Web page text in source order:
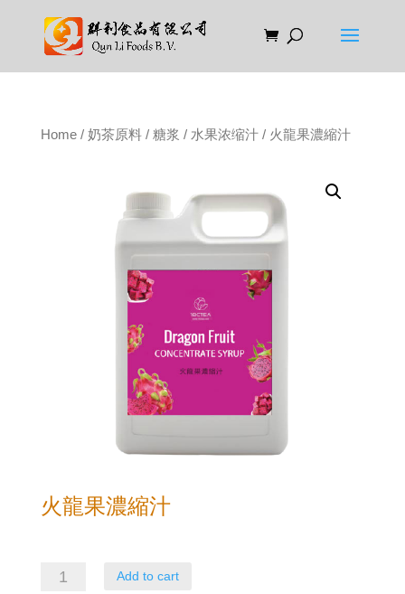
Home/ 奶茶原料/ 糖浆 / 水果浓缩汁/ 火龍果濃縮汁
火龍果濃縮汁
Add to cart